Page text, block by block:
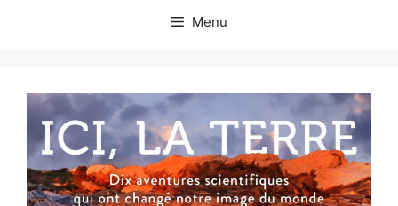
Menu